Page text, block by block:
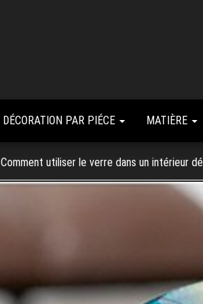
DÉCORATION PAR PIÉCE MATIÈRE
Comment utiliser le verre dans un intérieur